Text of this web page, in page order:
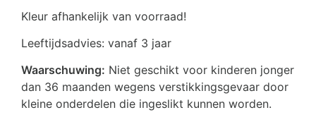
Kleur afhankelijk van voorraad!
Leeftijdsadvies: vanaf 3 jaar
Waarschuwing: Niet geschikt voor kinderen jonger
dan 36 maanden wegens verstikkingsgevaar door
kleine onderdelen die ingeslikt kunnen worden.